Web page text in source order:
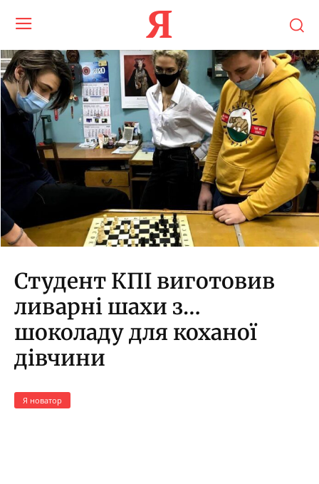
Я
Студент КПІ виготовив
ливарні шахи з…
шоколаду для коханої
дівчини
Я новатор